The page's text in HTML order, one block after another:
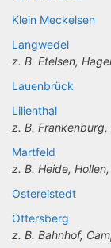
Klein Meckelsen
Langwedel
z. B. Etelsen,
Lauenbrück
Lilienthal
z. B. Frankenburg,
Martfeld
z. B. Heide,
Ostereistedt
Ottersberg
z. B. Bahnhof,